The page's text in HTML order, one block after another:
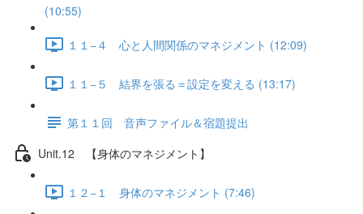
(10:55)
１１−４ 心と人間関係のマネジメント (12:09)
１１−５ 結界を張る＝設定を変える (13:17)
第１１回 音声ファイル＆宿題提出
Unit.12 【身体のマネジメント】
１２−１ 身体のマネジメント (7:46)